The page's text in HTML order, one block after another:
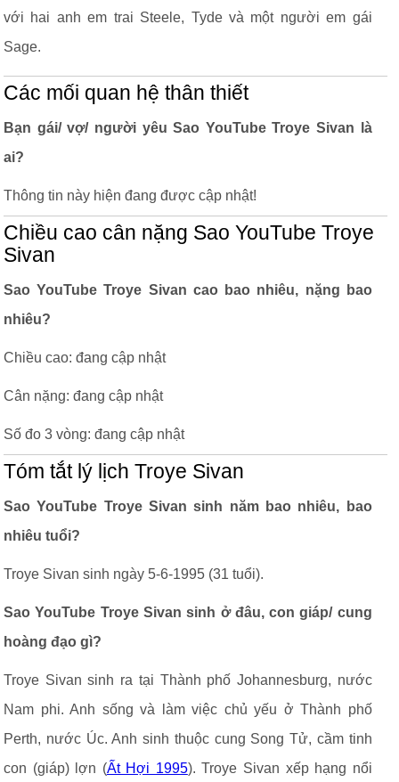
với hai anh em trai Steele, Tyde và một người em gái
Sage.
Các mối quan hệ thân thiết
Bạn gái/ vợ/ người yêu Sao YouTube Troye Sivan là
ai?
Thông tin này hiện đang được cập nhật!
Chiều cao cân nặng Sao YouTube Troye
Sivan
Sao YouTube Troye Sivan cao bao nhiêu, nặng bao
nhiêu?
Chiều cao: đang cập nhật
Cân nặng: đang cập nhật
Số đo 3 vòng: đang cập nhật
Tóm tắt lý lịch Troye Sivan
Sao YouTube Troye Sivan sinh năm bao nhiêu, bao
nhiêu tuổi?
Troye Sivan sinh ngày 5-6-1995 (31 tuổi).
Sao YouTube Troye Sivan sinh ở đâu, con giáp/ cung
hoàng đạo gì?
Troye Sivan sinh ra tại Thành phố Johannesburg, nước
Nam phi. Anh sống và làm việc chủ yếu ở Thành phố
Perth, nước Úc. Anh sinh thuộc cung Song Tử, cầm tinh
con (giáp) lợn (Ất Hợi 1995). Troye Sivan xếp hạng nổi